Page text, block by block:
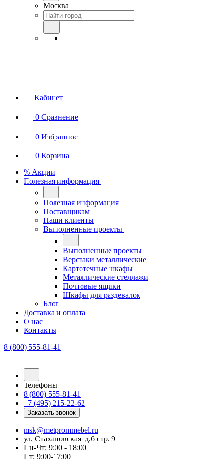
Москва
Кабинет
0 Сравнение
0 Избранное
0 Корзина
% Акции
Полезная информация
Полезная информация
Поставщикам
Наши клиенты
Выполненные проекты
Выполненные проекты
Верстаки металлические
Картотечные шкафы
Металлические стеллажи
Почтовые ящики
Шкафы для раздевалок
Блог
Доставка и оплата
О нас
Контакты
8 (800) 555-81-41
Телефоны
8 (800) 555-81-41
+7 (495) 215-22-62
Заказать звонок
msk@metprommebel.ru
ул. Стахановская, д.6 стр. 9
Пн-Чт: 9:00 - 18:00
Пт: 9:00-17:00